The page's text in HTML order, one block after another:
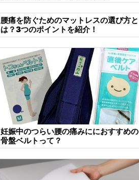
腰痛を防ぐためのマットレスの選び方と
は？3つのポイントを紹介！
妊娠中のつらい腰の痛みににおすすめの
骨盤ベルトって？